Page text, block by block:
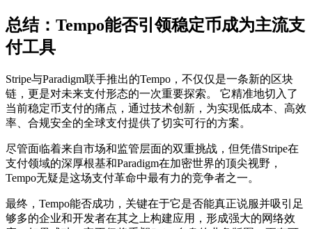
总结：Tempo能否引领稳定币成为主流支
付工具
Stripe与Paradigm联手推出的Tempo，不仅仅是一条新的区块
链，更是对未来支付形态的一次重要探索。 它精准地切入了
当前稳定币支付的痛点，通过技术创新，为实现低成本、高效
率、合规安全的全球支付提供了切实可行的方案。
尽管面临着来自市场和监管层面的双重挑战，但凭借Stripe在
支付领域的深厚根基和Paradigm在加密世界的顶尖视野，
Tempo无疑是这场支付革命中最有力的竞争者之一。
最终，Tempo能否成功，关键在于它是否能真正说服并吸引足
够多的企业和开发者在其之上构建应用，形成强大的网络效